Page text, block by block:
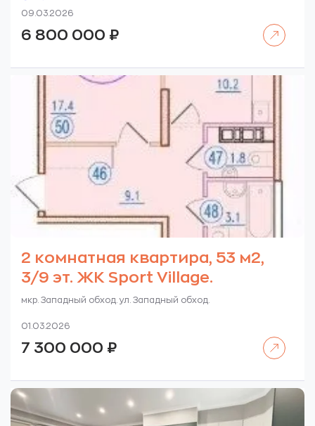
09.03.2026
6 800 000 ₽
2 комнатная квартира, 53 м2,
3/9 эт. ЖК Sport Village.
мкр. Западный обход. ул. Западный обход.
01.03.2026
7 300 000 ₽